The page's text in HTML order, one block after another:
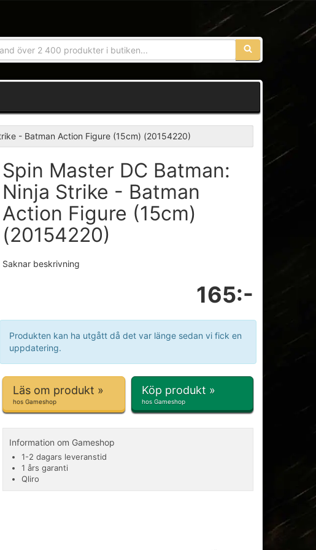
Sökfras:
- Batman Action Figure (15cm) (20154220)
Spin Master DC Batman:
Ninja Strike - Batman
Action Figure (15cm)
(20154220)
Saknar beskrivning
165:-
Produkten kan ha utgått då det var länge sedan vi fick en
uppdatering.
Läs om produkt »
hos Gameshop
Köp produkt »
hos Gameshop
Information om Gameshop
1-2 dagars leveranstid
1 års garanti
Qliro